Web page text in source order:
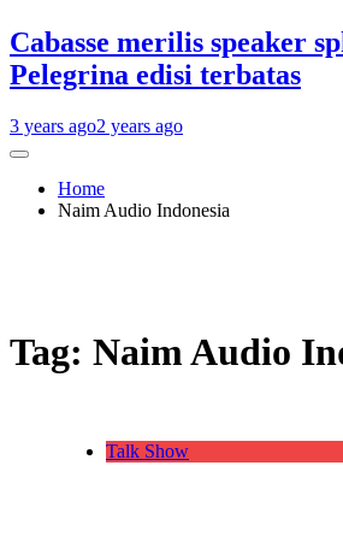
Cabasse merilis speaker
Pelegrina edisi terbatas
3 years ago2 years ago
Home
Naim Audio Indonesia
Tag: Naim Audio
Talk Show